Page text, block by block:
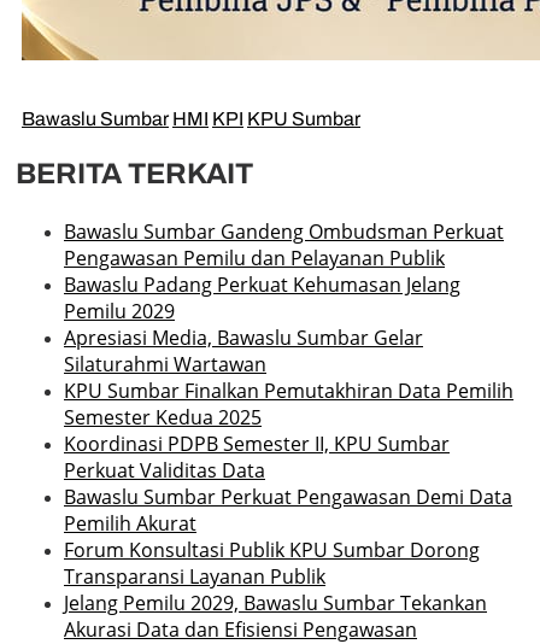
Bawaslu Sumbar HMI KPI KPU Sumbar
BERITA TERKAIT
Bawaslu Sumbar Gandeng Ombudsman Perkuat
Pengawasan Pemilu dan Pelayanan Publik
Bawaslu Padang Perkuat Kehumasan Jelang
Pemilu 2029
Apresiasi Media, Bawaslu Sumbar Gelar
Silaturahmi Wartawan
KPU Sumbar Finalkan Pemutakhiran Data Pemilih
Semester Kedua 2025
Koordinasi PDPB Semester II, KPU Sumbar
Perkuat Validitas Data
Bawaslu Sumbar Perkuat Pengawasan Demi Data
Pemilih Akurat
Forum Konsultasi Publik KPU Sumbar Dorong
Transparansi Layanan Publik
Jelang Pemilu 2029, Bawaslu Sumbar Tekankan
Akurasi Data dan Efisiensi Pengawasan